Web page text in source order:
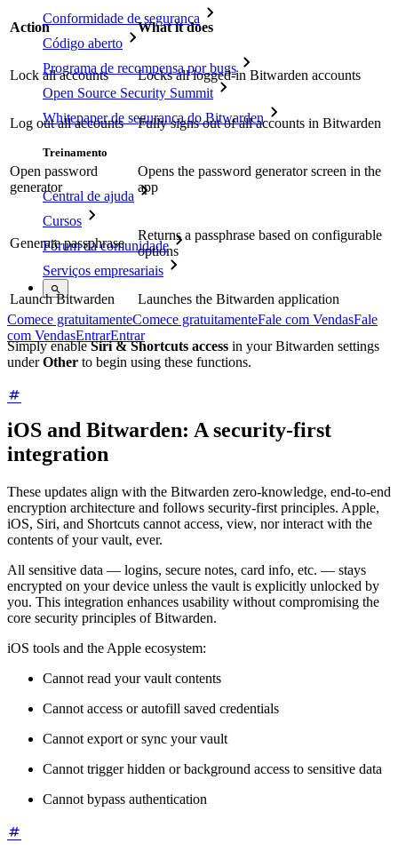
Conformidade de segurança
Código aberto
Programa de recompensa por bugs
Open Source Security Summit
Whitepaper de segurança do Bitwarden
Treinamento
Central de ajuda
Cursos
Fórum da comunidade
Serviços empresariais
Comece gratuitamenteComece gratuitamenteFale com VendasFale
com VendasEntrarEntrar
Action What it does
Lock all accounts Locks all logged-in Bitwarden accounts
Log out all accounts Fully signs out of all accounts in Bitwarden
Open password
generator
Opens the password generator screen in the
app
Generate passphrase
Returns a passphrase based on configurable
options
Launch Bitwarden Launches the Bitwarden application
Simply enableSiri & Shortcuts access in your Bitwarden settings
underOther to begin using these functions.
iOS and Bitwarden: A security-first
integration
These updates align with the Bitwarden zero-knowledge, end-to-end
encryption architecture and follows security-first principles. Apple,
iOS, Siri, and Shortcuts cannot access, view, nor interact with the
contents of your vault, ever.
All sensitive data — logins, secure notes, card info, etc. — stays
encrypted on your device unless the vault is explicitly unlocked by
you. This integration enhances usability without compromising the
core security principles of Bitwarden.
iOS tools and the Apple ecosystem:
Cannot read your vault contents
Cannot access or autofill saved credentials
Cannot export or sync your vault
Cannot trigger hidden or background access to sensitive data
Cannot bypass authentication